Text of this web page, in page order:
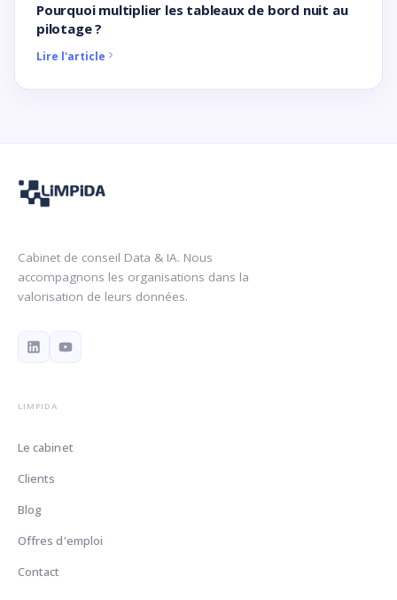
Pourquoi multiplier les tableaux de bord nuit au
pilotage ?
Lire l'article
Cabinet de conseil Data & IA. Nous
accompagnons les organisations dans la
valorisation de leurs données.
LIMPIDA
Le cabinet
Clients
Blog
Offres d'emploi
Contact